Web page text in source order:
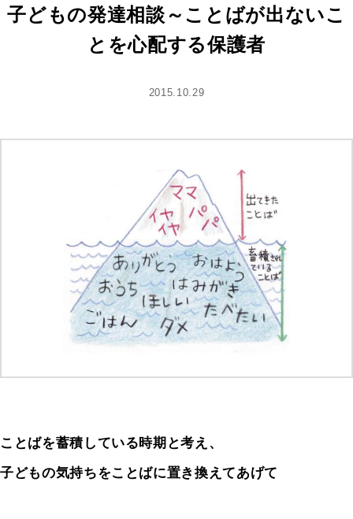
子どもの発達相談～ことばが出ないこ
とを心配する保護者
2015.10.29
ことばを蓄積している時期と考え、
子どもの気持ちをことばに置き換えてあげて